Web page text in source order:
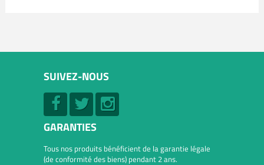
SUIVEZ-NOUS
GARANTIES
Tous nos produits bénéficient de la garantie légale
(de conformité des biens) pendant 2 ans.